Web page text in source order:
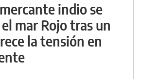
indio se
mar Rojo tras un
la tensión en